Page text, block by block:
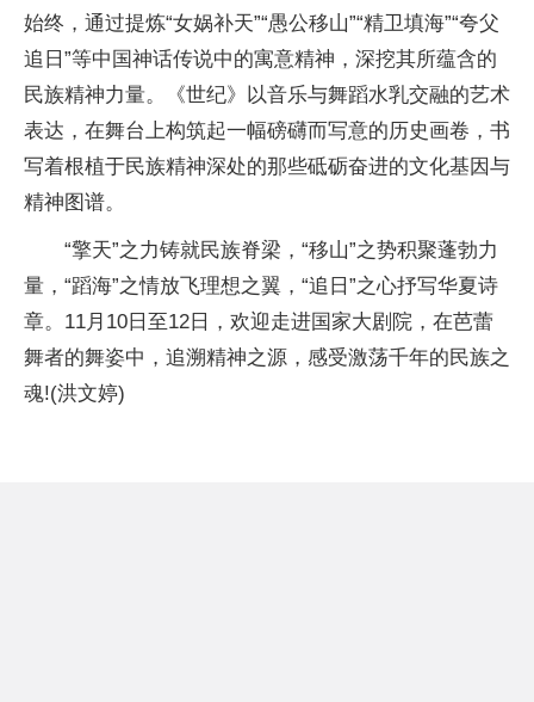
始终，通过提炼“女娲补天”“愚公移山”“精卫填海”“夸父
追日”等中国神话传说中的寓意精神，深挖其所蕴含的
民族精神力量。《世纪》以音乐与舞蹈水乳交融的艺术
表达，在舞台上构筑起一幅磅礴而写意的历史画卷，书
写着根植于民族精神深处的那些砥砺奋进的文化基因与
精神图谱。
“擎天”之力铸就民族脊梁，“移山”之势积聚蓬勃力
量，“蹈海”之情放飞理想之翼，“追日”之心抒写华夏诗
章。11月10日至12日，欢迎走进国家大剧院，在芭蕾
舞者的舞姿中，追溯精神之源，感受激荡千年的民族之
魂!(洪文婷)